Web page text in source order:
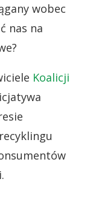
wobec
nas na
Koalicji